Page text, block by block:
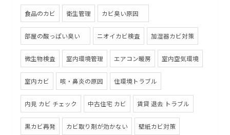
食品のカビ 衛生管理 カビ臭い原因
部屋の酸っぱい臭い ニオイカビ検査 加湿器カビ対策
微生物検査 室内環境管理 エアコン暖房 室内空気環境
室内カビ 咳・鼻炎の原因 住環境トラブル
内見 カビ チェック 中古住宅 カビ 賃貸 退去 トラブル
黒カビ再発 カビ取り剤が効かない 壁紙カビ対策